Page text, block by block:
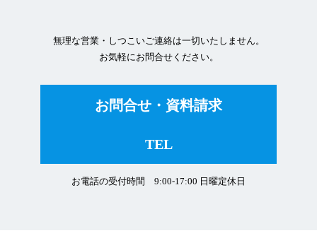
無理な営業・しつこいご連絡は一切いたしません。
お気軽にお問合せください。
お問合せ・資料請求
TEL
お電話の受付時間 9:00-17:00 日曜定休日